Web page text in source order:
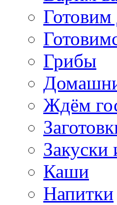
Грибы
Ждём
Закуски
Каши
Напитки